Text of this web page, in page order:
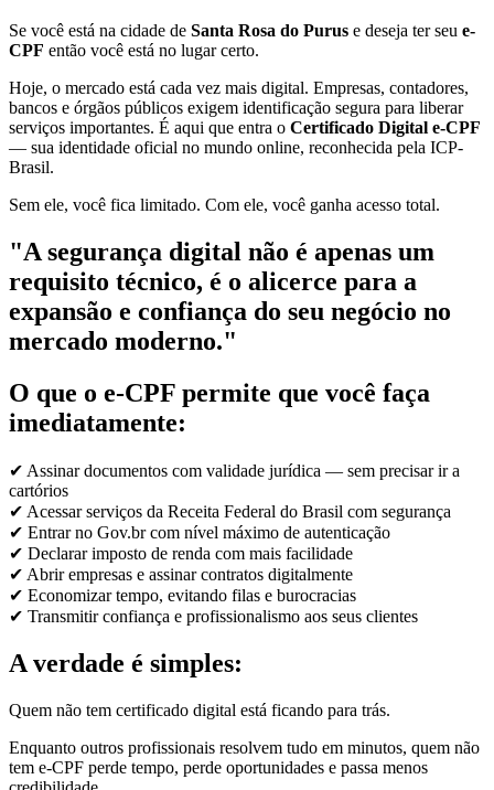
Se você está na cidade de Santa Rosa do Purus e deseja ter seu e-
CPF então você está no lugar certo.
Hoje, o mercado está cada vez mais digital. Empresas, contadores,
bancos e órgãos públicos exigem identificação segura para liberar
serviços importantes. É aqui que entra o Certificado Digital e-CPF
— sua identidade oficial no mundo online, reconhecida pela ICP-
Brasil.
Sem ele, você fica limitado. Com ele, você ganha acesso total.
"A segurança digital não é apenas um
requisito técnico, é o alicerce para a
expansão e confiança do seu negócio no
mercado moderno."
O que o e-CPF permite que você faça
imediatamente:
✔ Assinar documentos com validade jurídica — sem precisar ir a
cartórios
✔ Acessar serviços da Receita Federal do Brasil com segurança
✔ Entrar no Gov.br com nível máximo de autenticação
✔ Declarar imposto de renda com mais facilidade
✔ Abrir empresas e assinar contratos digitalmente
✔ Economizar tempo, evitando filas e burocracias
✔ Transmitir confiança e profissionalismo aos seus clientes
A verdade é simples:
Quem não tem certificado digital está ficando para trás.
Enquanto outros profissionais resolvem tudo em minutos, quem não
tem e-CPF perde tempo, perde oportunidades e passa menos